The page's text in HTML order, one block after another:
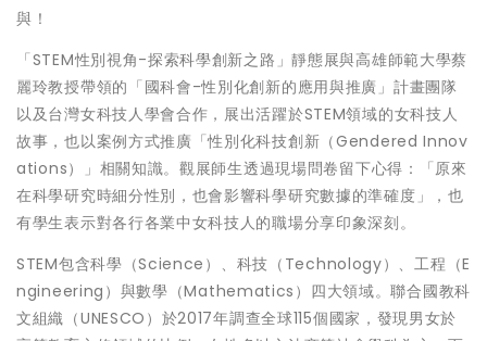
與！
「STEM性別視角-探索科學創新之路」靜態展與高雄師範大學蔡
麗玲教授帶領的「國科會-性別化創新的應用與推廣」計畫團隊
以及台灣女科技人學會合作，展出活躍於STEM領域的女科技人
故事，也以案例方式推廣「性別化科技創新（Gendered Innov
ations）」相關知識。觀展師生透過現場問卷留下心得：「原來
在科學研究時細分性別，也會影響科學研究數據的準確度」，也
有學生表示對各行各業中女科技人的職場分享印象深刻。
STEM包含科學（Science）、科技（Technology）、工程（E
ngineering）與數學（Mathematics）四大領域。聯合國教科
文組織（UNESCO）於2017年調查全球115個國家，發現男女於